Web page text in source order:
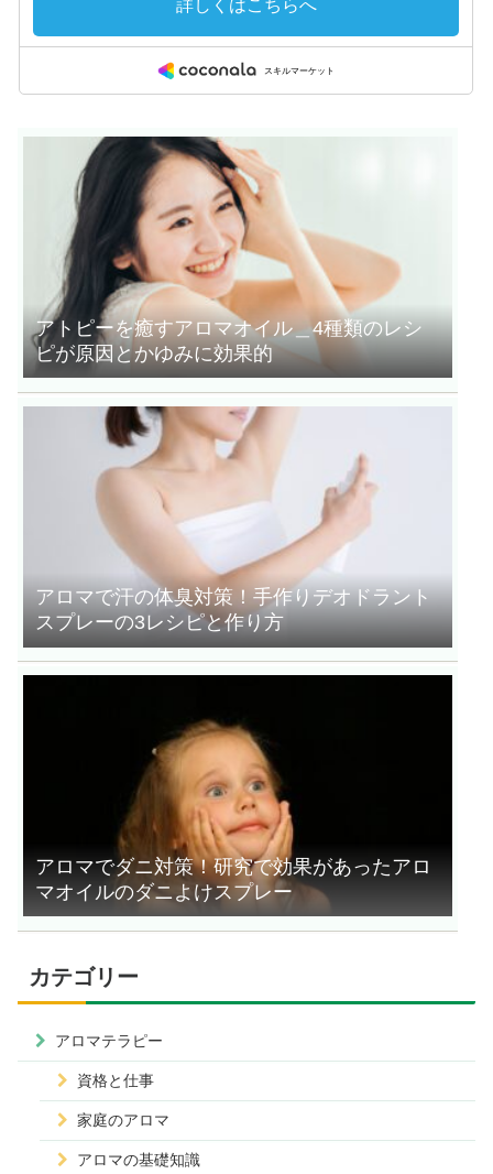
アトピーを癒すアロマオイル＿4種類のレシ
ピが原因とかゆみに効果的
アロマで汗の体臭対策！手作りデオドラント
スプレーの3レシピと作り方
アロマでダニ対策！研究で効果があったアロ
マオイルのダニよけスプレー
カテゴリー
アロマテラピー
資格と仕事
家庭のアロマ
アロマの基礎知識